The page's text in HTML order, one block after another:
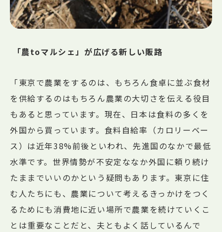
「農toマルシェ」が広げる新しい販路
「東京で農業をするのは、もちろん食卓に並ぶ食材
を供給するのはもちろん農業の大切さを伝える役目
もあると思っています。現在、日本は食料の多くを
外国から買っています。食料自給率（カロリーベー
ス）は近年38%前後といわれ、先進国のなかで最低
水準です。世界情勢が不安定ななか外国に頼り続け
たままでいいのかという疑問もあります。東京に住
む人たちにも、農業について考えるきっかけをつく
るためにも消費地に近い場所で農業を続けていくこ
とは重要なことだと、夫ともよく話しているんで